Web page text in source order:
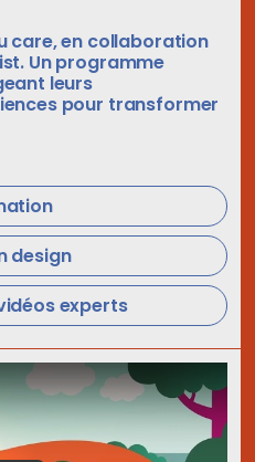
care, en collaboration
Un programme
leurs
pour transformer
design
experts